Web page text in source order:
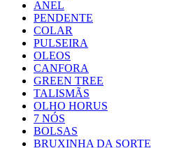
ANEL
PENDENTE
COLAR
PULSEIRA
OLEOS
CANFORA
GREEN TREE
TALISMÃS
OLHO HORUS
7 NÓS
BOLSAS
BRUXINHA DA SORTE